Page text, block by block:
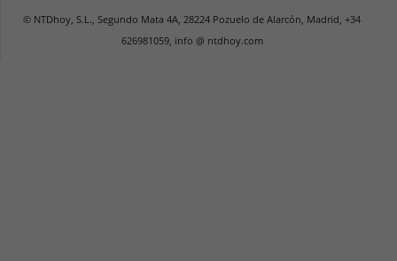
© NTDhoy, S.L., Segundo Mata 4A, 28224 Pozuelo de Alarcón, Madrid, +34
626981059, info @ ntdhoy.com